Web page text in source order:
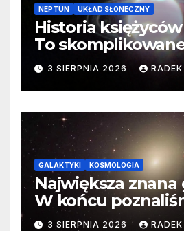
NEPTUN UKŁAD SŁONECZNY
Historia
To
3 SIERPNIA 2026
GALAKTYKI KOSMOLOGIA
Największa
W końcu
faktyczne
3 SIERPNIA 2026